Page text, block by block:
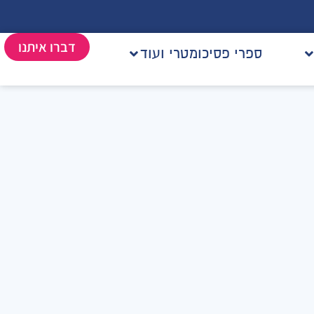
ספרי פסיכומטרי ועוד דברו איתנו